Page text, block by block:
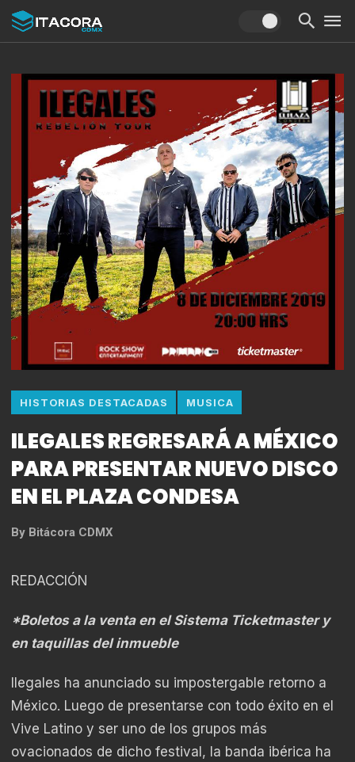
HISTORIAS DESTACADAS MUSICA
ILEGALES REGRESARÁ A MÉXICO
PARA PRESENTAR NUEVO DISCO
EN EL PLAZA CONDESA
By Bitácora CDMX
REDACCIÓN
*Boletos a la venta en el Sistema Ticketmaster y
en taquillas del inmueble
Ilegales ha anunciado su impostergable retorno a
México. Luego de presentarse con todo éxito en el
Vive Latino y ser uno de los grupos más
ovacionados de dicho festival, la banda ibérica ha